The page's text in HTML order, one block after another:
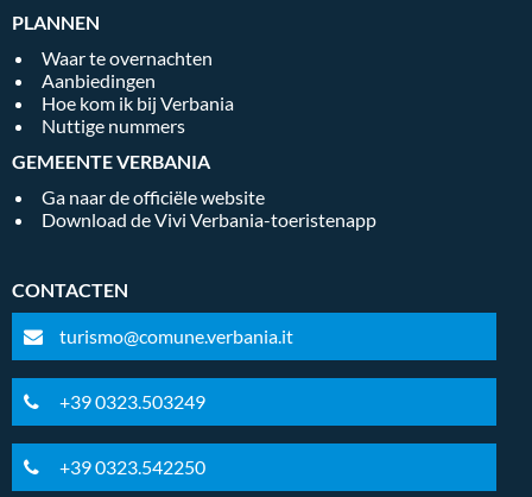
PLANNEN
Waar te overnachten
Aanbiedingen
Hoe kom ik bij Verbania
Nuttige nummers
GEMEENTE VERBANIA
Ga naar de officiële website
Download de Vivi Verbania-toeristenapp
CONTACTEN
turismo@comune.verbania.it
+39 0323.503249
+39 0323.542250